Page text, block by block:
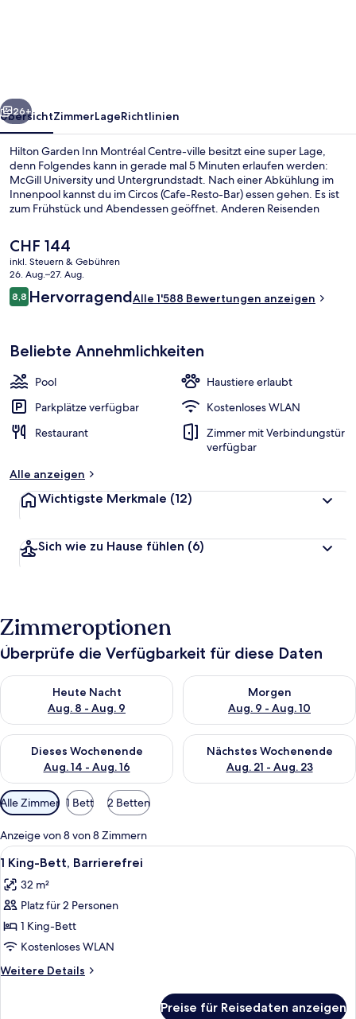
Weiter
26+
ÜbersichtZimmerLageRichtlinien
Hilton Garden Inn Montréal Centre-ville besitzt eine super Lage,
denn Folgendes kann in gerade mal 5 Minuten erlaufen werden:
McGill University und Untergrundstadt. Nach einer Abkühlung im
Innenpool kannst du im Circos (Cafe-Resto-Bar) essen gehen. Es ist
zum Frühstück und Abendessen geöffnet. Anderen Reisenden
gut. Die öffentlichen Verkehrsmittel sind nur einen kurzen
Fußmarsch entfernt: Zur Station Place des Arts sind es 5 Minuten
und zur Station McGill 6 Minuten.
Der
aktuelle
Preis
beträgt
CHF 144.
CHF 144
inkl. Steuern & Gebühren
26. Aug.–27. Aug.
Bewertungen
8,88,8 von 10.
HervorragendAlle 1'588 Bewertungen anzeigen
Beliebte Annehmlichkeiten
Pool
Haustiere erlaubt
Parkplätze verfügbar
Kostenloses WLAN
Restaurant
Zimmer mit Verbindungstür
verfügbar
Alle anzeigen
Wichtigste Merkmale (12)
Sich wie zu Hause fühlen (6)
Zimmeroptionen
Überprüfe die Verfügbarkeit für diese Daten
Heute Nacht
Aug. 8 - Aug. 9
Überprüfe die Verfügbarkeit für heute Nacht, Aug. 8 - Aug. 9.
Morgen
Aug. 9 - Aug. 10
Überprüfe die Verfügbarkeit
Dieses Wochenende
Aug. 14 - Aug. 16
Überprüfe die Verfügbarkeit für dieses Wochenende, Aug. 14
Nächstes Wochenende
Aug. 21 - Aug. 23
Überprüfe die Verfügbarkeit
Verfügbare
Filter
für
Zimmer
Alle Zimmer 1 Bett 2 Betten
Anzeige von 8 von 8 Zimmern
Alle
Fotos
für
1 King-
Bett,
Barrierefrei
anzeigen
Ein Hotelzimmer mit Bett,
5
1 King-Bett, Barrierefrei
32 m²
Platz für 2 Personen
1 King-Bett
Kostenloses WLAN
Weitere Details
Weitere
Preise für Reisedaten anzeigen